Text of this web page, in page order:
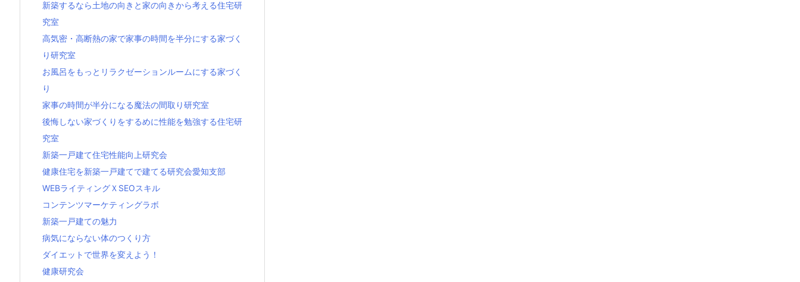
新築するなら土地の向きと家の向きから考える住宅研
究室
高気密・高断熱の家で家事の時間を半分にする家づく
り研究室
お風呂をもっとリラクゼーションルームにする家づく
り
家事の時間が半分になる魔法の間取り研究室
後悔しない家づくりをするめに性能を勉強する住宅研
究室
新築一戸建て住宅性能向上研究会
健康住宅を新築一戸建てで建てる研究会愛知支部
WEBライティングＸSEOスキル
コンテンツマーケティングラボ
新築一戸建ての魅力
病気にならない体のつくり方
ダイエットで世界を変えよう！
健康研究会